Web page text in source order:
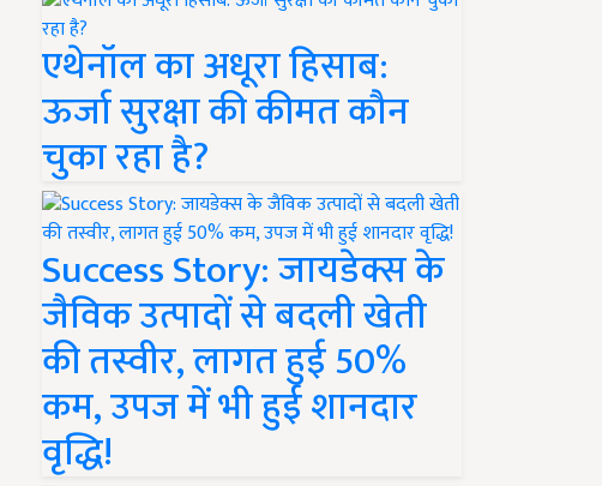
एथेनॉल का अधूरा हिसाब:
ऊर्जा सुरक्षा की कीमत कौन
चुका रहा है?
Success Story: जायडेक्स के
जैविक उत्पादों से बदली खेती
की तस्वीर, लागत हुई 50%
कम, उपज में भी हुई शानदार
वृद्धि!